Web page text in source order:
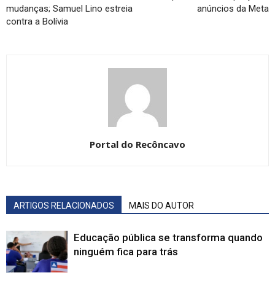
mudanças; Samuel Lino estreia
contra a Bolívia
anúncios da Meta
Portal do Recôncavo
ARTIGOS RELACIONADOS MAIS DO AUTOR
Educação pública se transforma quando
ninguém fica para trás